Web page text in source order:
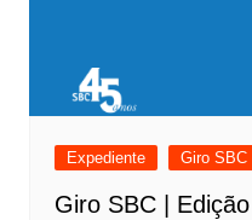
Expediente Giro SBC
Giro SBC |